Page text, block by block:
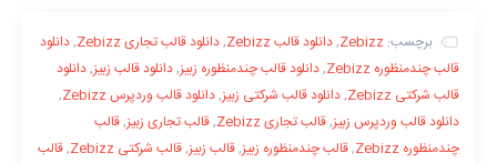
برچسب: Zebizz
,دانلود قالب Zebizz ,دانلود قالب تجاری Zebizz ,دانلود
قالب چندمنظوره Zebizz
,دانلود قالب چندمنظوره زبیز,دانلود قالب زبیز,دانلود
قالب شرکتی Zebizz
,دانلود قالب شرکتی زبیز,دانلود قالب وردپرس Zebizz
,
دانلود قالب وردپرس زبیز,قالب تجاری Zebizz ,قالب تجاری زبیز,قالب
چندمنظوره Zebizz
,قالب چندمنظوره زبیز,قالب زبیز,قالب شرکتی Zebizz ,قالب